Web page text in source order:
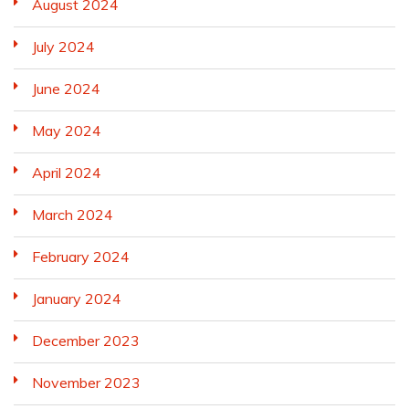
August 2024
July 2024
June 2024
May 2024
April 2024
March 2024
February 2024
January 2024
December 2023
November 2023